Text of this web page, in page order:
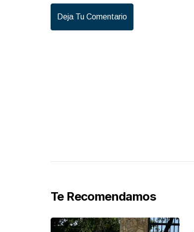
Deja Tu Comentario
Te Recomendamos